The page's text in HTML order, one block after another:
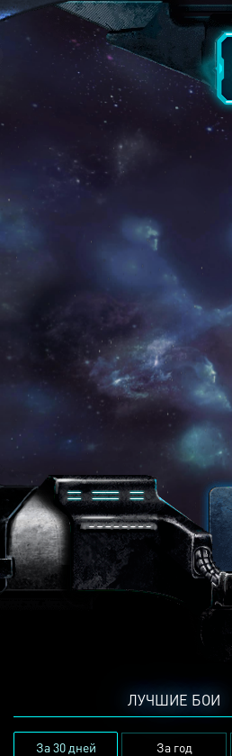
ЛУЧШИЕ БОИ
За 30 дней За год